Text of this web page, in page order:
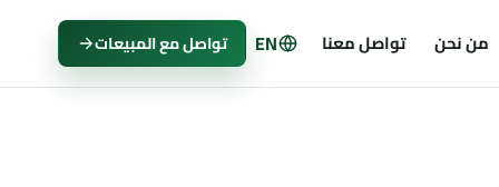
من نحن تواصل معنا EN تواصل مع المبيعات